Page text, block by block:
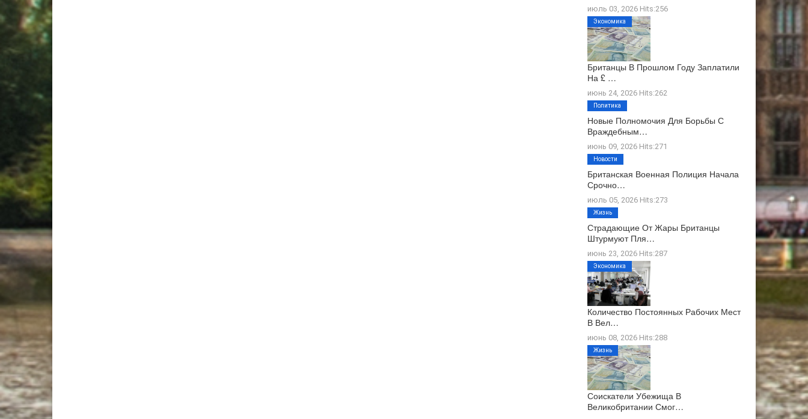
июль 03, 2026 Hits:256
Британцы В Прошлом Году Заплатили
На £ …
июнь 24, 2026 Hits:262
Экономика
Новые Полномочия Для Борьбы С
Враждебным…
июнь 09, 2026 Hits:271
Политика
Британская Военная Полиция Начала
Срочно…
июль 05, 2026 Hits:273
Новости
Страдающие От Жары Британцы
Штурмуют Пля…
июнь 23, 2026 Hits:287
Жизнь
Количество Постоянных Рабочих Мест
В Вел…
июнь 08, 2026 Hits:288
Экономика
Соискатели Убежища В
Великобритании Смог…
Жизнь